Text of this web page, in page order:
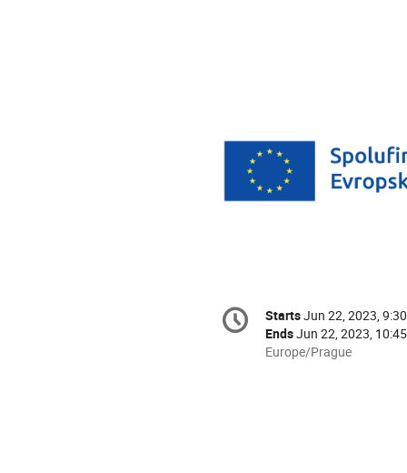
Conference
information
Date/Time
StartsJun 22, 2023,
EndsJun 22, 2023,
All
Europe/Prague